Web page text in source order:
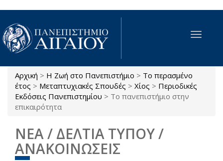
Παράκαμψη προς το κυρίως περιεχόμενο
Toggle
Είστε εδώ
Αρχική > Η Ζωή στο Πανεπιστήμιο > Το περασμένο
έτος > Μεταπτυχιακές Σπουδές > Χίος > Περιοδικές
Εκδόσεις Πανεπιστημίου > Το πανεπιστήμιο στην
επικαιρότητα
ΝΕΑ / ΔΕΛΤΙΑ ΤΥΠΟΥ /
ΑΝΑΚΟΙΝΩΣΕΙΣ